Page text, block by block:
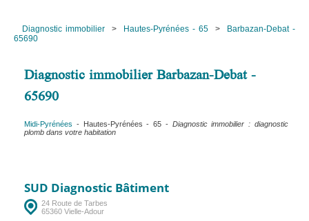
Diagnostic immobilier > Hautes-Pyrénées - 65 >
Barbazan-Debat -
65690
Diagnostic immobilier Barbazan-Debat -
65690
Midi-Pyrénées - Hautes-Pyrénées - 65 - Diagnostic immobilier : diagnostic
plomb dans votre habitation
SUD Diagnostic Bâtiment
24 Route de Tarbes
65360 Vielle-Adour